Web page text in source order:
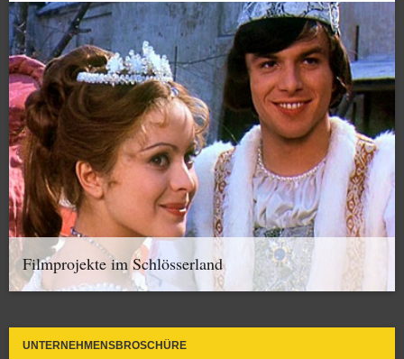
Filmprojekte im Schlösserland
UNTERNEHMENSBROSCHÜRE